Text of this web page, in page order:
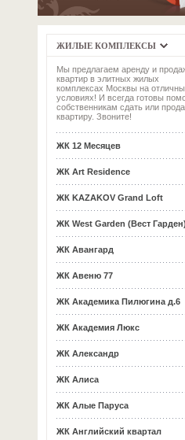
ЖИЛЫЕ КОМПЛЕКСЫ
Мы предлагаем аренду и
квартир в элитных жилых
комплексах Москвы на
условиях! И всегда готовы
собственникам сдать или
квартиру. Звоните!
ЖК 12 Месяцев
ЖК Art Residence
ЖК KAZAKOV Grand Loft
ЖК West Garden (Вест Гарден)
ЖК Авангард
ЖК Авеню 77
ЖК Академика Пилюгина д.6
ЖК Академия Люкс
ЖК Александр
ЖК Алиса
ЖК Алые Паруса
ЖК Английский квартал